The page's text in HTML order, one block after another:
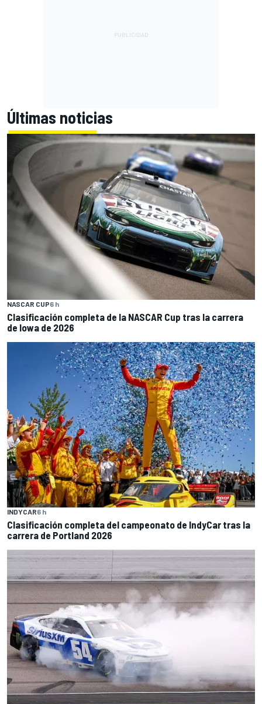
Últimas noticias
NASCAR CUP6 h
Clasificación completa de la NASCAR Cup tras la carrera
de Iowa de 2026
INDYCAR6 h
Clasificación completa del campeonato de IndyCar tras la
carrera de Portland 2026